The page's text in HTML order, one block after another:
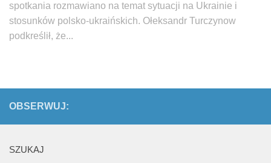
spotkania rozmawiano na temat sytuacji na Ukrainie i
stosunków polsko-ukraińskich. Ołeksandr Turczynow
podkreślił, że...
OBSERWUJ:
SZUKAJ